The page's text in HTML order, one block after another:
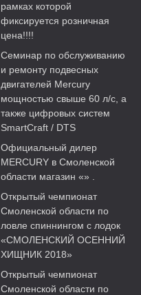
рамках которой
фиксируется розничная
цена!!!!
Семинар по обслуживанию
и ремонту подвесных
двигателей Mercury
мощностью свыше 60 л/с, а
также цифровых систем
SmartCraft / DTS
Официальный дилер
MERCURY в Смоленской
области магазин «» .
Открытый чемпионат
Смоленской области по
ловле спиннингом с лодок
«СМОЛЕНСКИЙ ОСЕННИЙ
ХИЩНИК 2018»
Открытый чемпионат
Смоленской области по